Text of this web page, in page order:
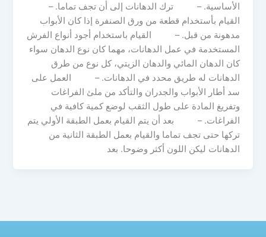
الأساسية. – ترك الدهانات إلى أن تجف تماما. –
القيام بأستخدام قطعة من ورق الصنفرة إذا كان الأبواب
مدهونة من قبل. – القيام باستخدام أجود أنواع الفرش
المستخدمة في عمل الدهانات، مهما كان نوع الدهان سواء
كان الدهان المائي والدهان الزيتي، كل نوع من طرق
الدهانات له طريق محدد في الدهانات. – العمل على
سد أطار الأبواب والجدران والتأكد من ملئ الفراغات
وتفريغ المادة على طول الثقب لوضع كمية كافية في
الفراغات. – بعد أن يتم القيام بعمل الطبقة الأولي يتم
تركها حتى تجف تماما والقيام بعمل الطبقة الثانية من
الدهانات ليكن اللون أكثر وضوحا. بعد